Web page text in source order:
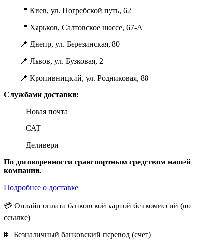
📍 Киев, ул. Погребской путь, 62
📍 Харьков, Салтовское шоссе, 67-А
📍 Днепр, ул. Березинская, 80
📍 Львов, ул. Бузковая, 2
📍 Кропивницкий, ул. Родниковая, 88
Службами доставки:
Новая почта
САТ
Деливери
По договоренности транспортным средством нашей
компании.
Подробнее о доставке
💳 Онлайн оплата банковской картой без комиссий (по
ссылке)
💵 Безналичный банковский перевод (счет)